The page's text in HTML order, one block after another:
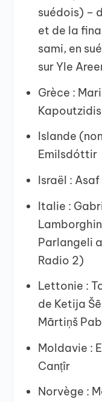
suédois) –
et de la
sami, en
sur Yle
Grèce :
Kapoutzidis
Islande
Emilsdóttir
Israël :
Italie :
Parlangeli
Radio 2)
Lettonie :
de Ketija
Mārtiņš
Moldavie :
Canțîr
Norvège :